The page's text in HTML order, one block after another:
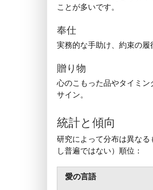
ことが多いです。
奉仕
実務的な手助け、約束の履
贈り物
心のこもった品やタイミ
サイン。
統計と傾向
研究によって分布は異な
し普遍ではない）順位：
愛の言語